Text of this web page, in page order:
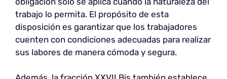
trabajo lo permita. El propósito de esta
disposición es garantizar que los trabajadores
cuenten con condiciones adecuadas para realizar
sus labores de manera cómoda y segura.